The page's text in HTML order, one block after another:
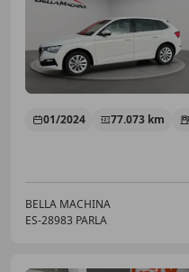
01/2024 77.073 km
BELLA MACHINA
ES-28983 PARLA